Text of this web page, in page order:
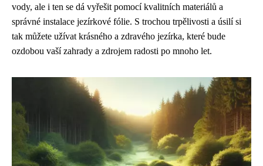
vody, ale i ten se dá vyřešit pomocí kvalitních materiálů a
správné instalace jezírkové fólie. S trochou trpělivosti a úsilí si
tak můžete užívat krásného a zdravého jezírka, které bude
ozdobou vaší zahrady a zdrojem radosti po mnoho let.